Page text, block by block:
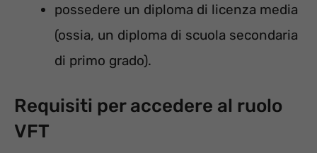
possedere un diploma di licenza media
(ossia, un diploma di scuola secondaria
di primo grado).
Requisiti per accedere al ruolo
VFT